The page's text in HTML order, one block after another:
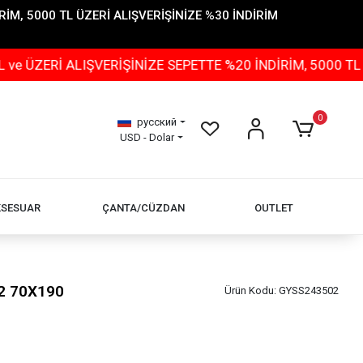
5000 TL ÜZERİ ALIŞVERİŞİNİZE %30 İNDİRİM
ALIŞVERİŞİNİZE SEPETTE %20 İNDİRİM, 5000 TL ÜZERİ
русский
USD - Dolar
0
ÇANTA/CÜZDAN OUTLET
70X190 Ürün Kodu: GYSS243502